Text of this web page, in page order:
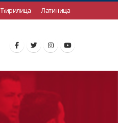
Ћирилица Латиница